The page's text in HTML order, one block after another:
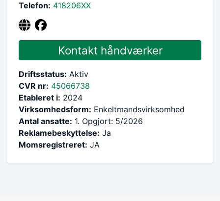
Telefon: 418206XX
Kontakt håndværker
Driftsstatus: Aktiv
CVR nr: 45066738
Etableret i: 2024
Virksomhedsform: Enkeltmandsvirksomhed
Antal ansatte: 1. Opgjort: 5/2026
Reklamebeskyttelse: Ja
Momsregistreret: JA